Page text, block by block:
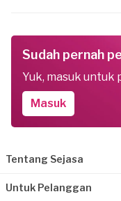
Sudah pernah
Yuk, masuk untuk
Masuk
Tentang Sejasa
Untuk Pelanggan